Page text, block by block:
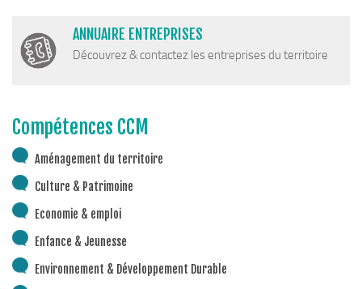
Transition énergétique
Certificats d’Economie d’Energie (CEE)
Logement
ANNUAIRE ENTREPRISES
Découvrez & contactez les entreprises du territoire
Compétences CCM
Aménagement du territoire
Culture & Patrimoine
Economie & emploi
Enfance & Jeunesse
Environnement & Développement Durable